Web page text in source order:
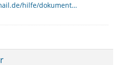
hilfe/dokument…